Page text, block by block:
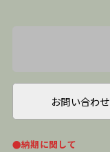
お問い合わせ
●納期に関して